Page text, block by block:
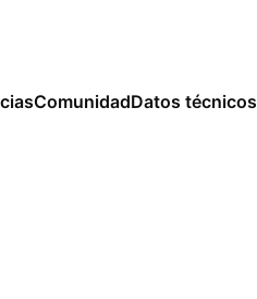
ComunidadDatos técnicos